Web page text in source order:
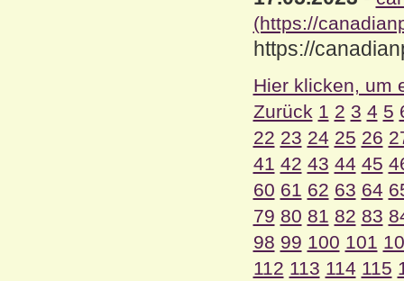
(https://
https://
Hier klicken, um
Zurück 1 2 3 4 5
22 23 24 25 26
41 42 43 44 45
60 61 62 63 64
79 80 81 82 83
98 99 100 101
112 113 114 115